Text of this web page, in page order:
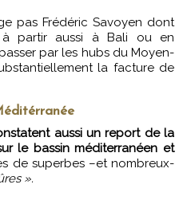
pas Frédéric Savoyen dont
à partir aussi à Bali ou en
par les hubs du Moyen-
la facture de
le bassin méditerranéen et
de superbes –et nombreux-
».